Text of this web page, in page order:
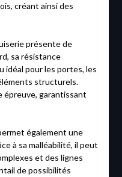
créant ainsi des
présente de
sa résistance
idéal pour les portes, les
structurels.
épreuve, garantissant
également une
à sa malléabilité, il peut
et des lignes
de possibilités